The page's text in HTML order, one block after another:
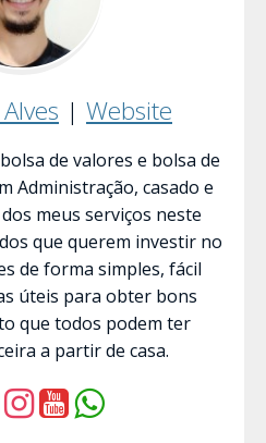
| Website
de valores e bolsa de
Administração, casado e
meus serviços neste
que querem investir no
de forma simples, fácil
úteis para obter bons
que todos podem ter
a partir de casa.